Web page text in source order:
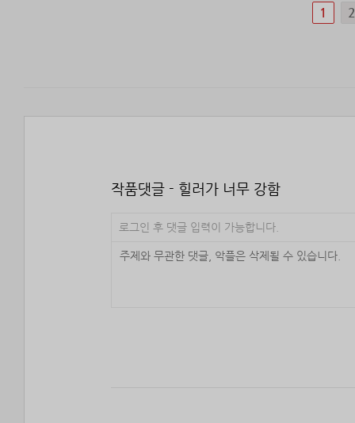
1 2
작품댓글 - 힐러가 너무 강함
로그인 후 댓글 입력이 가능합니다.